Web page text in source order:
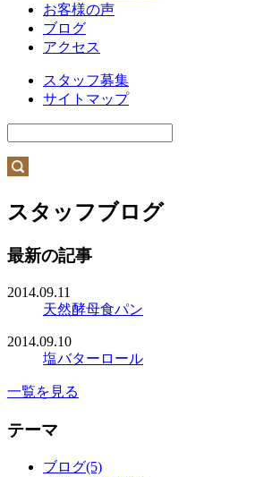
お客様の声
ブログ
アクセス
スタッフ募集
サイトマップ
スタッフブログ
最新の記事
2014.09.11
天然酵母食パン
2014.09.10
塩バターロール
一覧を見る
テーマ
ブログ(5)